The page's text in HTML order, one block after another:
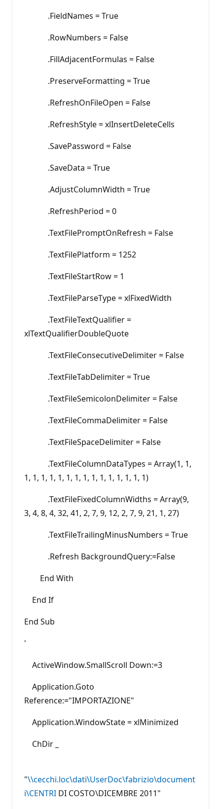
.FieldNames = True
.RowNumbers = False
.FillAdjacentFormulas = False
.PreserveFormatting = True
.RefreshOnFileOpen = False
.RefreshStyle = xlInsertDeleteCells
.SavePassword = False
.SaveData = True
.AdjustColumnWidth = True
.RefreshPeriod = 0
.TextFilePromptOnRefresh = False
.TextFilePlatform = 1252
.TextFileStartRow = 1
.TextFileParseType = xlFixedWidth
.TextFileTextQualifier =
xlTextQualifierDoubleQuote
.TextFileConsecutiveDelimiter = False
.TextFileTabDelimiter = True
.TextFileSemicolonDelimiter = False
.TextFileCommaDelimiter = False
.TextFileSpaceDelimiter = False
.TextFileColumnDataTypes = Array(1, 1,
1, 1, 1, 1, 1, 1, 1, 1, 1, 1, 1, 1, 1, 1, 1)
.TextFileFixedColumnWidths = Array(9,
3, 4, 8, 4, 32, 41, 2, 7, 9, 12, 2, 7, 9, 21, 1, 27)
.TextFileTrailingMinusNumbers = True
.Refresh BackgroundQuery:=False
End With
End If
End Sub
'
ActiveWindow.SmallScroll Down:=3
Application.Goto
Reference:="IMPORTAZIONE"
Application.WindowState = xlMinimized
ChDir _
"\\cecchi.loc\dati\UserDoc\fabrizio\document
i\CENTRI DI COSTO\DICEMBRE 2011"